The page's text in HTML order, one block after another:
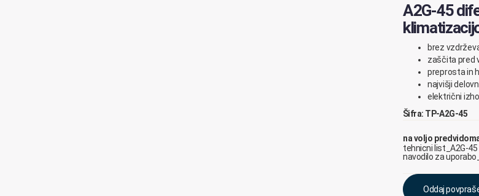
A2G-45
brez
zaščita pred
preprosta in
najvišji
električni
Šifra: TP-A2G-45
na voljo
tehnicni list_A2G-45
navodilo za
Oddaj